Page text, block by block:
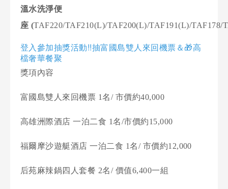
溫水洗淨便
座 (TAF220/TAF210(L)/TAF200(L)/TAF191(L)/TAF178/
登入參加抽獎活動!!抽富國島雙人來回機票＆ 🎁高
檔奢華餐聚
獎項內容
富國島雙人來回機票 1名/ 市價約40,000
高雄洲際酒店 一泊二食 1名/市價約15,000
福爾摩沙遊艇酒店 一泊二食 1名/ 市價約12,000
后苑麻辣鍋四人套餐 2名/ 價值6,400一組